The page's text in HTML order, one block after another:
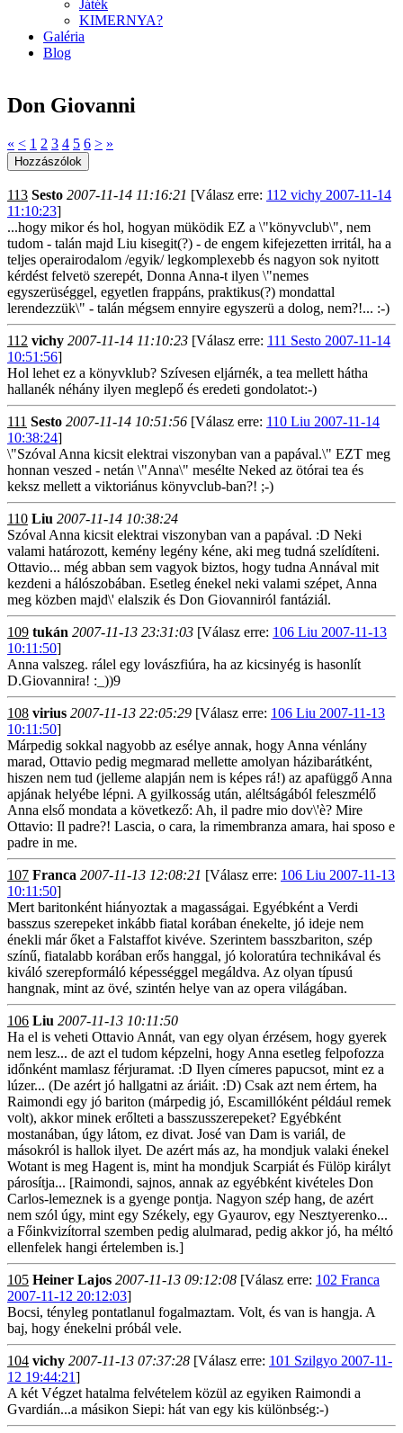
Játék
KIMERNYA?
Galéria
Blog
Don Giovanni
« < 1 2 3 4 5 6 > »
113 Sesto 2007-11-14 11:16:21 [Válasz erre: 112 vichy 2007-11-14
11:10:23]
...hogy mikor és hol, hogyan müködik EZ a \"könyvclub\", nem
tudom - talán majd Liu kisegit(?) - de engem kifejezetten irritál, ha a
teljes operairodalom /egyik/ legkomplexebb és nagyon sok nyitott
kérdést felvetö szerepét, Donna Anna-t ilyen \"nemes
egyszerüséggel, egyetlen frappáns, praktikus(?) mondattal
lerendezzük\" - talán mégsem ennyire egyszerü a dolog, nem?!... :-)
112 vichy 2007-11-14 11:10:23 [Válasz erre: 111 Sesto 2007-11-14
10:51:56]
Hol lehet ez a könyvklub? Szívesen eljárnék, a tea mellett hátha
hallanék néhány ilyen meglepő és eredeti gondolatot:-)
111 Sesto 2007-11-14 10:51:56 [Válasz erre: 110 Liu 2007-11-14
10:38:24]
\"Szóval Anna kicsit elektrai viszonyban van a papával.\" EZT meg
honnan veszed - netán \"Anna\" mesélte Neked az ötórai tea és
keksz mellett a viktoriánus könyvclub-ban?! ;-)
110 Liu 2007-11-14 10:38:24
Szóval Anna kicsit elektrai viszonyban van a papával. :D Neki
valami határozott, kemény legény kéne, aki meg tudná szelídíteni.
Ottavio... még abban sem vagyok biztos, hogy tudna Annával mit
kezdeni a hálószobában. Esetleg énekel neki valami szépet, Anna
meg közben majd\' elalszik és Don Giovanniról fantáziál.
109 tukán 2007-11-13 23:31:03 [Válasz erre: 106 Liu 2007-11-13
10:11:50]
Anna valszeg. rálel egy lovászfiúra, ha az kicsinyég is hasonlít
D.Giovannira! :_))9
108 virius 2007-11-13 22:05:29 [Válasz erre: 106 Liu 2007-11-13
10:11:50]
Márpedig sokkal nagyobb az esélye annak, hogy Anna vénlány
marad, Ottavio pedig megmarad mellette amolyan házibarátként,
hiszen nem tud (jelleme alapján nem is képes rá!) az apafüggő Anna
apjának helyébe lépni. A gyilkosság után, aléltságából feleszmélő
Anna első mondata a következő: Ah, il padre mio dov\'è? Mire
Ottavio: Il padre?! Lascia, o cara, la rimembranza amara, hai sposo e
padre in me.
107 Franca 2007-11-13 12:08:21 [Válasz erre: 106 Liu 2007-11-13
10:11:50]
Mert baritonként hiányoztak a magasságai. Egyébként a Verdi
basszus szerepeket inkább fiatal korában énekelte, jó ideje nem
énekli már őket a Falstaffot kivéve. Szerintem basszbariton, szép
színű, fiatalabb korában erős hanggal, jó koloratúra technikával és
kiváló szerepformáló képességgel megáldva. Az olyan típusú
hangnak, mint az övé, szintén helye van az opera világában.
106 Liu 2007-11-13 10:11:50
Ha el is veheti Ottavio Annát, van egy olyan érzésem, hogy gyerek
nem lesz... de azt el tudom képzelni, hogy Anna esetleg felpofozza
időnként mamlasz férjuramat. :D Ilyen címeres papucsot, mint ez a
lúzer... (De azért jó hallgatni az áriáit. :D) Csak azt nem értem, ha
Raimondi egy jó bariton (márpedig jó, Escamillóként például remek
volt), akkor minek erőlteti a basszusszerepeket? Egyébként
mostanában, úgy látom, ez divat. José van Dam is variál, de
másokról is hallok ilyet. De azért más az, ha mondjuk valaki énekel
Wotant is meg Hagent is, mint ha mondjuk Scarpiát és Fülöp királyt
párosítja... [Raimondi, sajnos, annak az egyébként kivételes Don
Carlos-lemeznek is a gyenge pontja. Nagyon szép hang, de azért
nem szól úgy, mint egy Székely, egy Gyaurov, egy Nesztyerenko...
a Főinkvizítorral szemben pedig alulmarad, pedig akkor jó, ha méltó
ellenfelek hangi értelemben is.]
105 Heiner Lajos 2007-11-13 09:12:08 [Válasz erre: 102 Franca
2007-11-12 20:12:03]
Bocsi, tényleg pontatlanul fogalmaztam. Volt, és van is hangja. A
baj, hogy énekelni próbál vele.
104 vichy 2007-11-13 07:37:28 [Válasz erre: 101 Szilgyo 2007-11-
12 19:44:21]
A két Végzet hatalma felvételem közül az egyiken Raimondi a
Gvardián...a másikon Siepi: hát van egy kis különbség:-)